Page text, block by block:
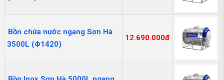
Bồn chứa nước ngang Sơn Hà
3500L (Φ1420)
12.690.000đ